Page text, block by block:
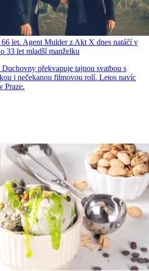
let. Agent Mulder z Akt X dnes natáčí v
33 let mladší manželku
překvapuje tajnou svatbou s
i nečekanou filmovou rolí. Letos navíc
Praze.